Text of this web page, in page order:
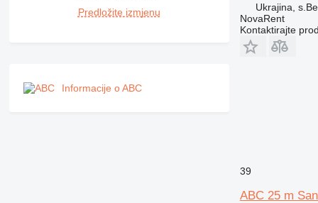
Predložite izmjenu
Informacije o ABC
Ukrajina,
NovaRent
Kontaktirajte
39
ABC 25 m